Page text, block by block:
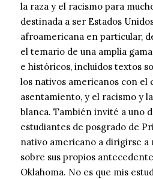
la raza y el racismo para
destinada a ser Estados
afroamericana en particular,
el temario de una amplia
e históricos, incluidos textos
los nativos americanos con el
asentamiento, y el racismo y
blanca. También invité a uno
estudiantes de posgrado de
nativo americano a dirigirse a
sobre sus propios
Oklahoma. No es que mis